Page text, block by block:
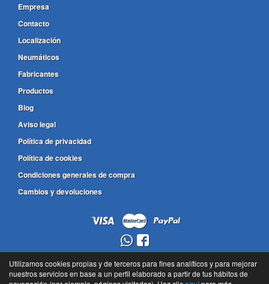
Empresa
Contacto
Localización
Neumáticos
Fabricantes
Productos
Blog
Aviso legal
Política de privacidad
Política de cookies
Condiciones generales de compra
Cambios y devoluciones
948 24 99 08
636 805 685
Utilizamos cookies propias y de terceros para fines analíticos y para mejorar
nuestros servicios en base a un perfil elaborado a partir de tus hábitos de